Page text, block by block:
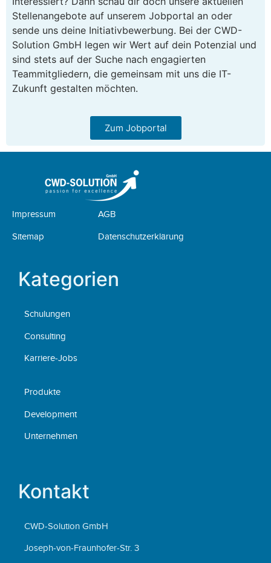
Stellenangebote auf unserem Jobportal an oder
sende uns deine Initiativbewerbung. Bei der CWD-
Solution GmbH legen wir Wert auf dein Potenzial und
sind stets auf der Suche nach engagierten
Teammitgliedern, die gemeinsam mit uns die IT-
Zukunft gestalten möchten.
Zum Jobportal
Impressum
Sitemap
AGB
Datenschutzerklärung
Kategorien
Schulungen
Consulting
Karriere-Jobs
Produkte
Development
Unternehmen
Kontakt
CWD-Solution GmbH
Joseph-von-Fraunhofer-Str. 3